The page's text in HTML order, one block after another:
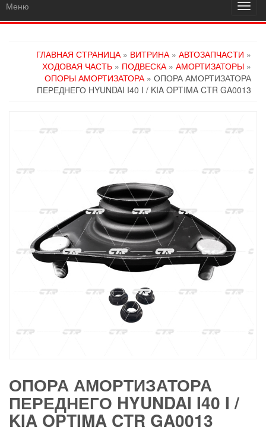
Меню
ГЛАВНАЯ СТРАНИЦА» ВИТРИНА» АВТОЗАПЧАСТИ »
ХОДОВАЯ ЧАСТЬ » ПОДВЕСКА» АМОРТИЗАТОРЫ »
ОПОРЫ АМОРТИЗАТОРА» ОПОРА АМОРТИЗАТОРА
ПЕРЕДНЕГО HYUNDAI I40 I / KIA OPTIMA CTR GA0013
ОПОРА АМОРТИЗАТОРА
ПЕРЕДНЕГО HYUNDAI I40 I /
KIA OPTIMA CTR GA0013